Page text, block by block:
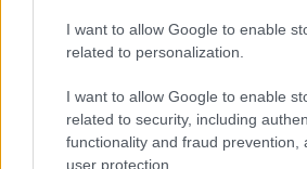
I want to allow Google to enable
related to personalization.
I want to allow Google to enable
related to security, including
functionality and fraud prevention,
user protection.
Asseco Resovia| Developres Rzeszów |
Cellfast Wilki Krosno| Texom Stal
Motor Lublin|Stal Rzeszów| Stal